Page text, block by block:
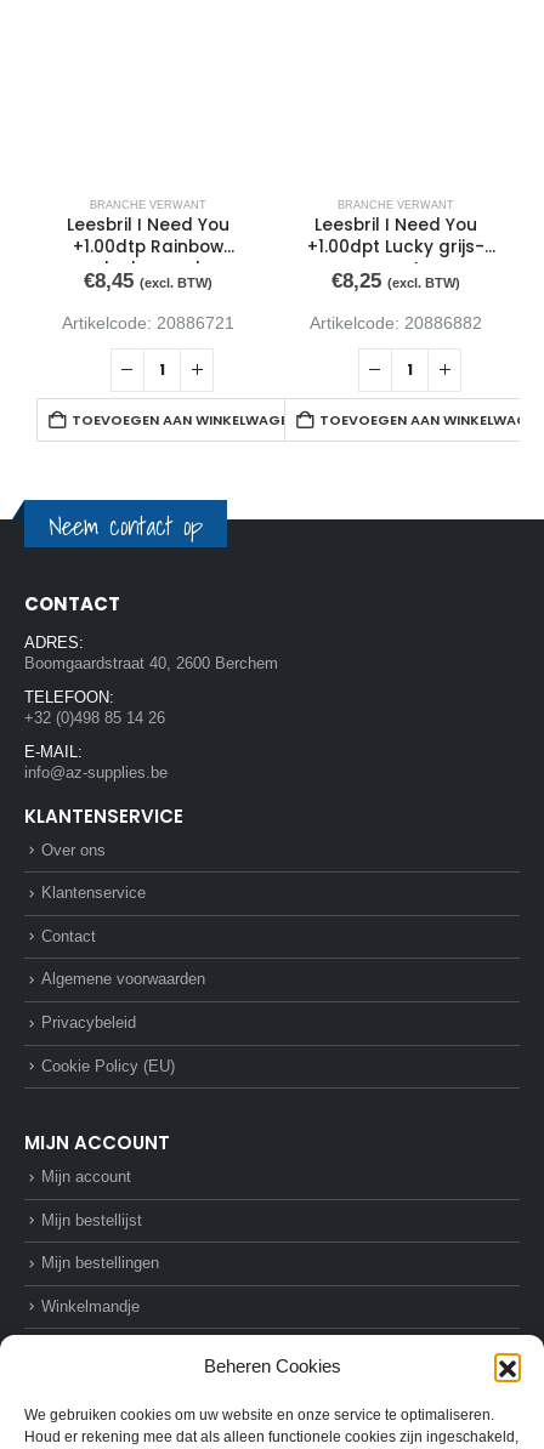
Beheren Cookies
We gebruiken cookies om uw website en onze service te optimaliseren.
Houd er rekening mee dat als alleen functionele cookies zijn ingeschakeld,
BRANCHE VERWANT
Leesbril I Need You
+1.00dtp Rainbow
donkerrood
€8,45 (excl. BTW)
Artikelcode: 20886721
TOEVOEGEN AAN WINKELWAGEN
BRANCHE VERWANT
Leesbril I Need You
+1.00dpt Lucky grijs-
zwart
€8,25 (excl. BTW)
Artikelcode: 20886882
TOEVOEGEN AAN
Neem contact op
CONTACT
ADRES:
Boomgaardstraat 40, 2600 Berchem
TELEFOON:
+32 (0)498 85 14 26
E-MAIL:
info@az-supplies.be
KLANTENSERVICE
Over ons
Klantenservice
Contact
Algemene voorwaarden
Privacybeleid
Cookie Policy (EU)
MIJN ACCOUNT
Mijn account
Mijn bestellijst
Mijn bestellingen
Winkelmandje